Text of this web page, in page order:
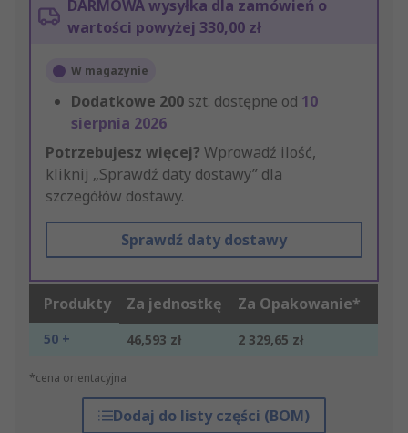
DARMOWA wysyłka dla zamówień o
wartości powyżej 330,00 zł
W magazynie
Dodatkowe 200 szt. dostępne od 10
sierpnia 2026
Potrzebujesz więcej? Wprowadź ilość,
kliknij „Sprawdź daty dostawy” dla
szczegółów dostawy.
Sprawdź daty dostawy
Produkty Za jednostkę Za Opakowanie*
50 + 46,593 zł 2 329,65 zł
*cena orientacyjna
Dodaj do listy części (BOM)